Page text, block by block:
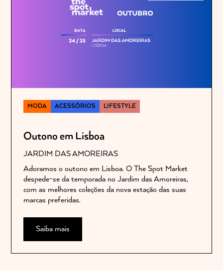
MODA ACESSÓRIOS LIFESTYLE
Outono em Lisboa
JARDIM DAS AMOREIRAS
Adoramos o outono em Lisboa. O The Spot Market
despede-se da temporada no Jardim das Amoreiras,
com as melhores coleções da nova estação das suas
marcas preferidas.
Saiba mais